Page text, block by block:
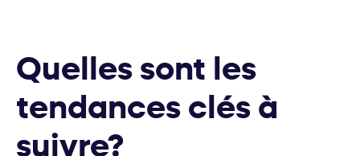
Quelles sont les
tendances clés à
suivre?